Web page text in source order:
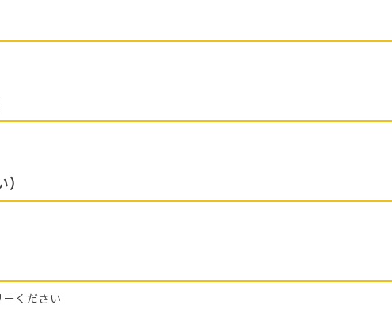
ください